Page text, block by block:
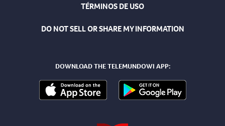
TÉRMINOS DE USO
DO NOT SELL OR SHARE MY INFORMATION
DOWNLOAD THE TELEMUNDOWI APP: